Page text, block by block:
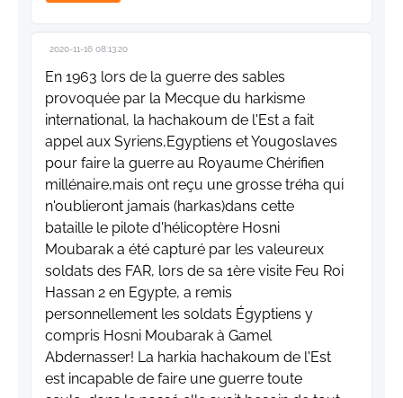
2020-11-16 08:13:20
En 1963 lors de la guerre des sables
provoquée par la Mecque du harkisme
international, la hachakoum de l'Est a fait
appel aux Syriens,Egyptiens et Yougoslaves
pour faire la guerre au Royaume Chérifien
millénaire,mais ont reçu une grosse tréha qui
n'oublieront jamais (harkas)dans cette
bataille le pilote d'hélicoptère Hosni
Moubarak a été capturé par les valeureux
soldats des FAR, lors de sa 1ère visite Feu Roi
Hassan 2 en Egypte, a remis
personnellement les soldats Égyptiens y
compris Hosni Moubarak à Gamel
Abdernasser! La harkia hachakoum de l'Est
est incapable de faire une guerre toute